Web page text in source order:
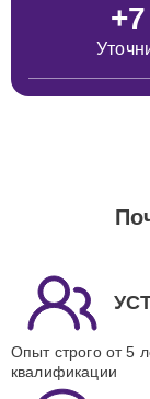
Опыт строго от 5
квалификации